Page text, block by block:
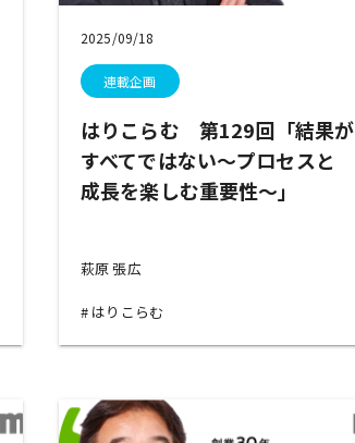
2025/09/18
連載企画
はりこらむ 第129回「結果が
すべてではない～プロセスと
成長を楽しむ重要性～」
萩原 張広
はりこらむ